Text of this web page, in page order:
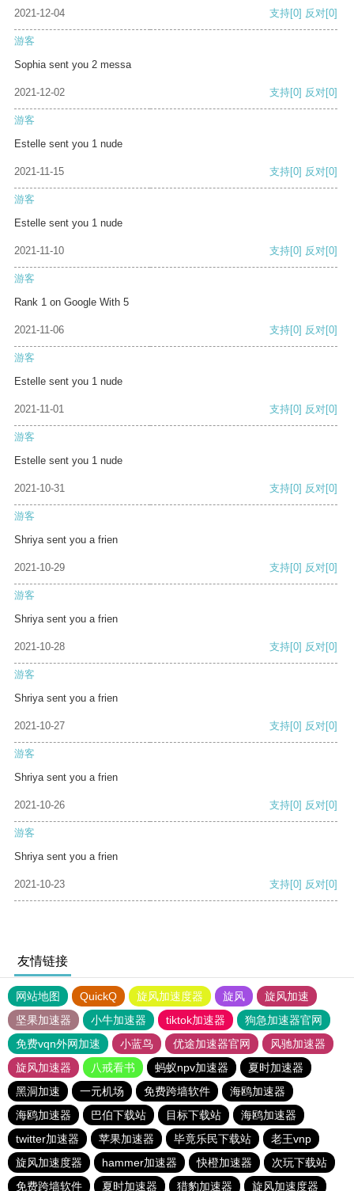
2021-12-04 支持[0] 反对[0]
游客
Sophia sent you 2 messa
2021-12-02 支持[0] 反对[0]
游客
Estelle sent you 1 nude
2021-11-15 支持[0] 反对[0]
游客
Estelle sent you 1 nude
2021-11-10 支持[0] 反对[0]
游客
Rank 1 on Google With 5
2021-11-06 支持[0] 反对[0]
游客
Estelle sent you 1 nude
2021-11-01 支持[0] 反对[0]
游客
Estelle sent you 1 nude
2021-10-31 支持[0] 反对[0]
游客
Shriya sent you a frien
2021-10-29 支持[0] 反对[0]
游客
Shriya sent you a frien
2021-10-28 支持[0] 反对[0]
游客
Shriya sent you a frien
2021-10-27 支持[0] 反对[0]
游客
Shriya sent you a frien
2021-10-26 支持[0] 反对[0]
游客
Shriya sent you a frien
2021-10-23 支持[0] 反对[0]
友情链接
网站地图 QuickQ 旋风加速度器 旋风
旋风加速
坚果加速器
小牛加速器 tiktok加速器
狗急加速器官网
免费vqn外网加速
小蓝鸟 优途加速器官网
风驰加速器
旋风加速器
八戒看书 蚂蚁npv加速器
夏时加速器
黑洞加速
一元机场 免费跨墙软件
海鸥加速器
海鸥加速器
巴伯下载站 目标下载站
海鸥加速器
twitter加速器
苹果加速器 毕竟乐民下载站
老王vnp
旋风加速度器
hammer加速器 快橙加速器
次玩下载站
免费跨墙软件
夏时加速器 猎豹加速器 旋风加速度器